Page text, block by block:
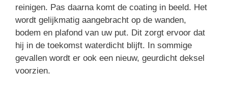
reinigen. Pas daarna komt de coating in beeld. Het
wordt gelijkmatig aangebracht op de wanden,
bodem en plafond van uw put. Dit zorgt ervoor dat
hij in de toekomst waterdicht blijft. In sommige
gevallen wordt er ook een nieuw, geurdicht deksel
voorzien.